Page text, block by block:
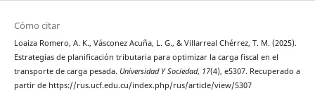
Cómo citar
Loaiza Romero, A. K., Vásconez Acuña, L. G., & Villarreal Chérrez, T. M. (2025).
Estrategias de planificación tributaria para optimizar la carga fiscal en el
transporte de carga pesada. Universidad Y Sociedad, 17(4), e5307. Recuperado a
partir de https://rus.ucf.edu.cu/index.php/rus/article/view/5307